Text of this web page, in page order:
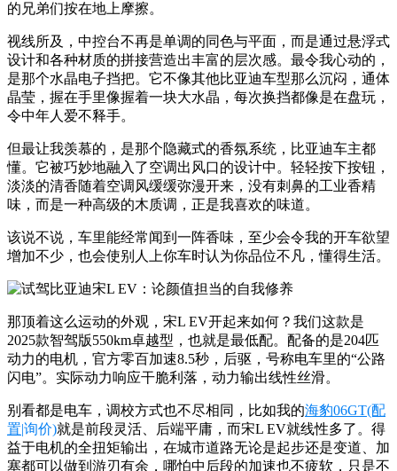
的兄弟们按在地上摩擦。
视线所及，中控台不再是单调的同色与平面，而是通过悬浮式
设计和各种材质的拼接营造出丰富的层次感。最令我心动的，
是那个水晶电子挡把。它不像其他比亚迪车型那么沉闷，通体
晶莹，握在手里像握着一块大水晶，每次换挡都像是在盘玩，
令中年人爱不释手。
但最让我羡慕的，是那个隐藏式的香氛系统，比亚迪车主都
懂。它被巧妙地融入了空调出风口的设计中。轻轻按下按钮，
淡淡的清香随着空调风缓缓弥漫开来，没有刺鼻的工业香精
味，而是一种高级的木质调，正是我喜欢的味道。
该说不说，车里能经常闻到一阵香味，至少会令我的开车欲望
增加不少，也会使别人上你车时认为你品位不凡，懂得生活。
那顶着这么运动的外观，宋L EV开起来如何？我们这款是
2025款智驾版550km卓越型，也就是最低配。配备的是204匹
动力的电机，官方零百加速8.5秒，后驱，号称电车里的“公路
闪电”。实际动力响应干脆利落，动力输出线性丝滑。
别看都是电车，调校方式也不尽相同，比如我的海豹06GT(配
置|询价)就是前段灵活、后端平庸，而宋L EV就线性多了。得
益于电机的全扭矩输出，在城市道路无论是起步还是变道、加
塞都可以做到游刃有余，哪怕中后段的加速也不疲软，只是不